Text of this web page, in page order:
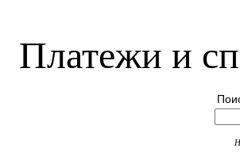
Платежи и